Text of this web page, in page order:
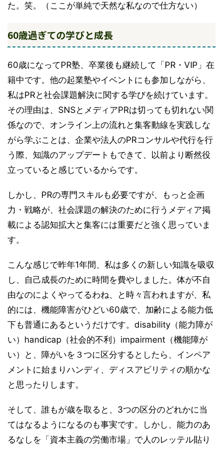
た。笑。（ここが単純で天然な私なので仕方ない）
60歳過ぎての学びと成長
60歳になってPR塾、卒業後も継続して「PR・VIP」在
籍中です。他の起業塾やイベントにも参加しながら、
私はPRと社会課題解決に関する学びを続けています。
その理由は、SNSとメディアPRは切っても切れない関
係なので、オンライン上の流れと集客動線を実践しな
がら学ぶことは、企業や法人のPRコンサルや代行を行
う際、知識のアップデートもできて、以前より断然役
立っていると感じているからです。
しかし、PRの専門スキルも必要ですが、もっと企画
力・戦略が、社会課題の解決のために行うメディア掲
載による認知拡大と集客には重要だと強く思っていま
す。
こんな感じで昨年1年間、私は多くの新しい知識を吸収
し、自己成長のために時間を費やしました。体が不自
由なのによくやってるわね、と時々言われますが、私
的には、機能障害がひどい60歳で、加齢による能力低
下も普通にあるというだけです。disability（能力障が
い）handicap（社会的不利）impairment（機能障が
い）と、障がいを３つに区分するとしたら、インペア
メントに始まりハンディ、ディスアビリティの順かな
と思ったりします。
そして、誰もが歳を取ると、3つの区分のどれかに当
てはなるようになるのも事実です。しかし、能力のあ
るなしを「資本主義の労働市場」で人のレッテル貼り